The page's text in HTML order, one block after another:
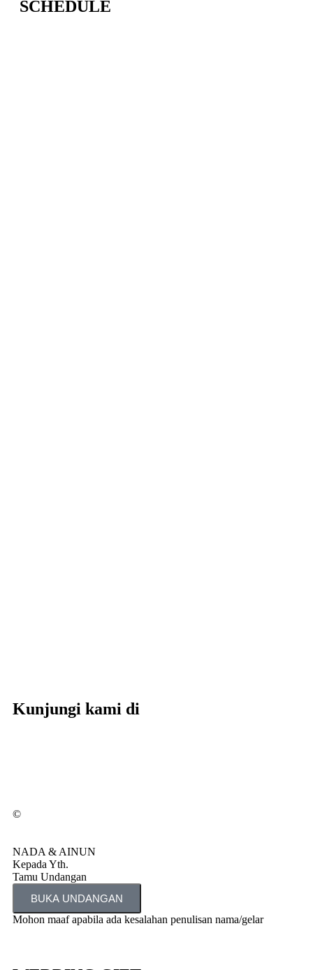
SCHEDULE
Kunjungi kami di
©
NADA & AINUN
Kepada Yth.
Tamu Undangan
BUKA UNDANGAN
Mohon maaf apabila ada kesalahan penulisan nama/gelar